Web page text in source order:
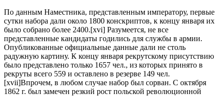
По данным Наместника, представленным императору, первые
сутки набора дали около 1800 конскриптов, к концу января их
было собрано более 2400.[xvi] Разумеется, не все
представленные кандидаты годились для службы в армии.
Опубликованные официальные данные дали не столь
радужную картину. К концу января рекрутскому присутствию
было представлено только 1657 чел., из которых принято в
рекруты всего 559 и оставлено в резерве 149 чел.
[xvii]Впрочем, в любом случае набор был сорван. С октября
1862 г. был замечен резкий рост польской революционной